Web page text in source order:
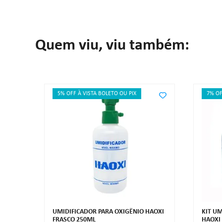
Quem viu, viu também:
5% OFF À VISTA BOLETO OU PIX
UMIDIFICADOR PARA OXIGÊNIO HAOXI
FRASCO 250ML
7%
KIT
HAOXI